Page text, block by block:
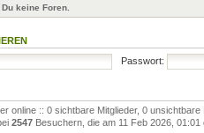
keine Foren.
Passwort:
online :: 0 sichtbare Mitglieder, 0
2547 Besuchern, die am 11 Feb 2026, 01:01